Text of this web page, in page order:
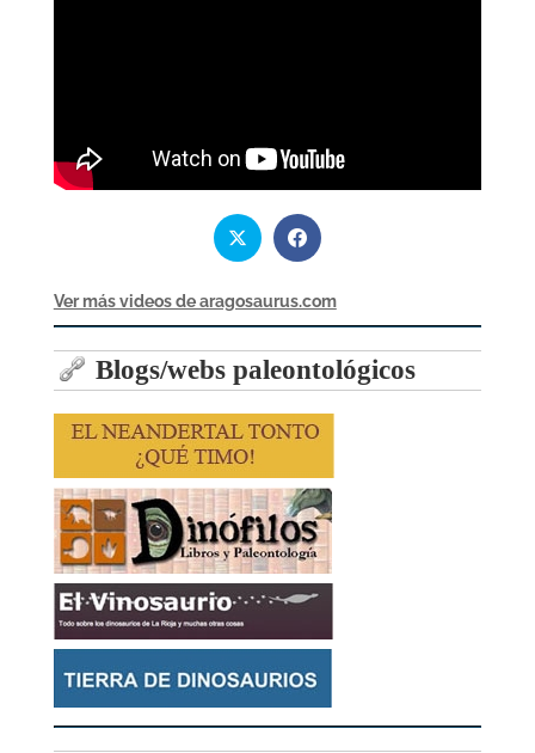
Ver más videos de aragosaurus.com
Blogs/webs paleontológicos